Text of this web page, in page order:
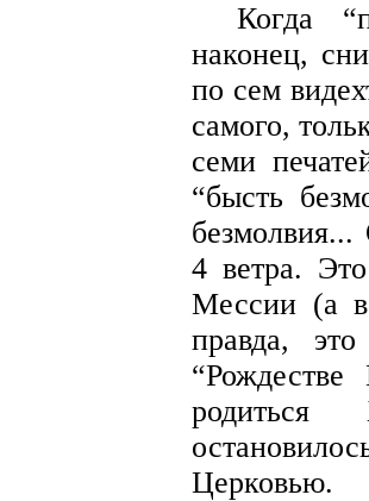
Когда
наконец,
по сем
самого,
семи
“бысть
4 ветра.
Мессии (а
правда,
родиться
Церковью.